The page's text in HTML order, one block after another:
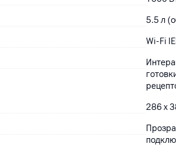
5.5 л
Wi-Fi
286 x